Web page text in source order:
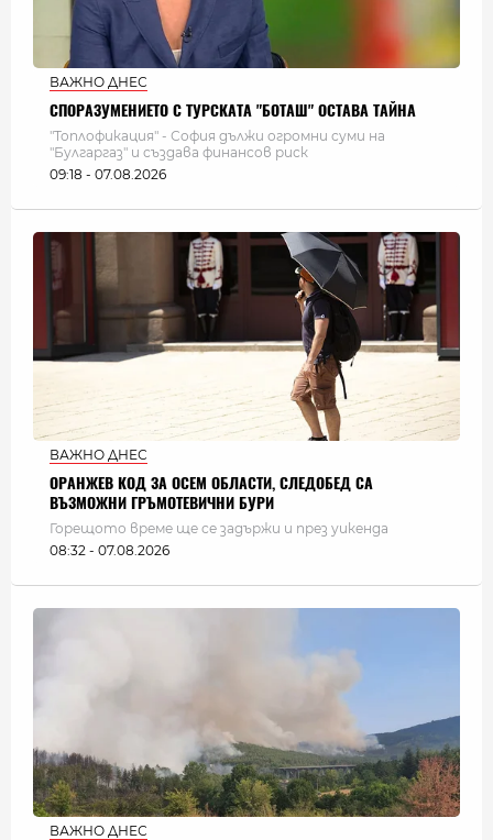
ВАЖНО ДНЕС
СПОРАЗУМЕНИЕТО С ТУРСКАТА "БОТАШ" ОСТАВА ТАЙНА
"Топлофикация" - София дължи огромни суми на
"Булгаргаз" и създава финансов риск
09:18 - 07.08.2026
ВАЖНО ДНЕС
ОРАНЖЕВ КОД ЗА ОСЕМ ОБЛАСТИ, СЛЕДОБЕД СА
ВЪЗМОЖНИ ГРЪМОТЕВИЧНИ БУРИ
Горещото време ще се задържи и през уикенда
08:32 - 07.08.2026
ВАЖНО ДНЕС